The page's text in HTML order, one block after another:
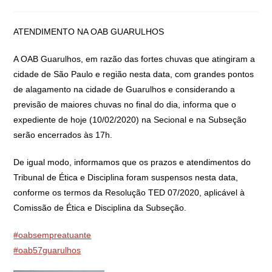
ATENDIMENTO NA OAB GUARULHOS
A OAB Guarulhos, em razão das fortes chuvas que atingiram a
cidade de São Paulo e região nesta data, com grandes pontos
de alagamento na cidade de Guarulhos e considerando a
previsão de maiores chuvas no final do dia, informa que o
expediente de hoje (10/02/2020) na Secional e na Subseção
serão encerrados às 17h.
De igual modo, informamos que os prazos e atendimentos do
Tribunal de Ética e Disciplina foram suspensos nesta data,
conforme os termos da Resolução TED 07/2020, aplicável à
Comissão de Ética e Disciplina da Subseção.
#oabsempreatuante
#oab57guarulhos